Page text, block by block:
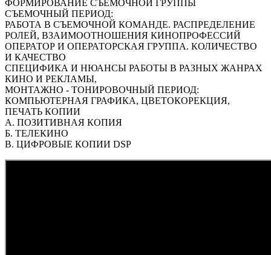
ФОРМИРОВАНИЕ СЪЕМОЧНОЙ ГРУППЫ
СЪЕМОЧНЫЙ ПЕРИОД:
РАБОТА В СЪЕМОЧНОЙ КОМАНДЕ. РАСПРЕДЕЛЕНИЕ
РОЛЕЙ, ВЗАИМООТНОШЕНИЯ КИНОПРОФЕССИЙ
ОПЕРАТОР И ОПЕРАТОРСКАЯ ГРУППА. КОЛИЧЕСТВО
И КАЧЕСТВО
СПЕЦИФИКА И НЮАНСЫ РАБОТЫ В РАЗНЫХ ЖАНРАХ
КИНО И РЕКЛАМЫ,
МОНТАЖНО - ТОНИРОВОЧНЫЙ ПЕРИОД:
КОМПЬЮТЕРНАЯ ГРАФИКА, ЦВЕТОКОРЕКЦИЯ,
ПЕЧАТЬ КОПИИ
А. ПОЗИТИВНАЯ КОПИЯ
Б. ТЕЛЕКИНО
В. ЦИФРОВЫЕ КОПИИ DSP